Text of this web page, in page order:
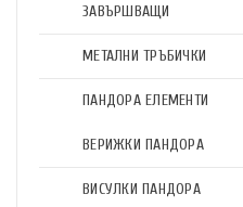
ЗАВЪРШВАЩИ
МЕТАЛНИ ТРЪБИЧКИ
ПАНДОРА ЕЛЕМЕНТИ
ВЕРИЖКИ ПАНДОРА
ВИСУЛКИ ПАНДОРА